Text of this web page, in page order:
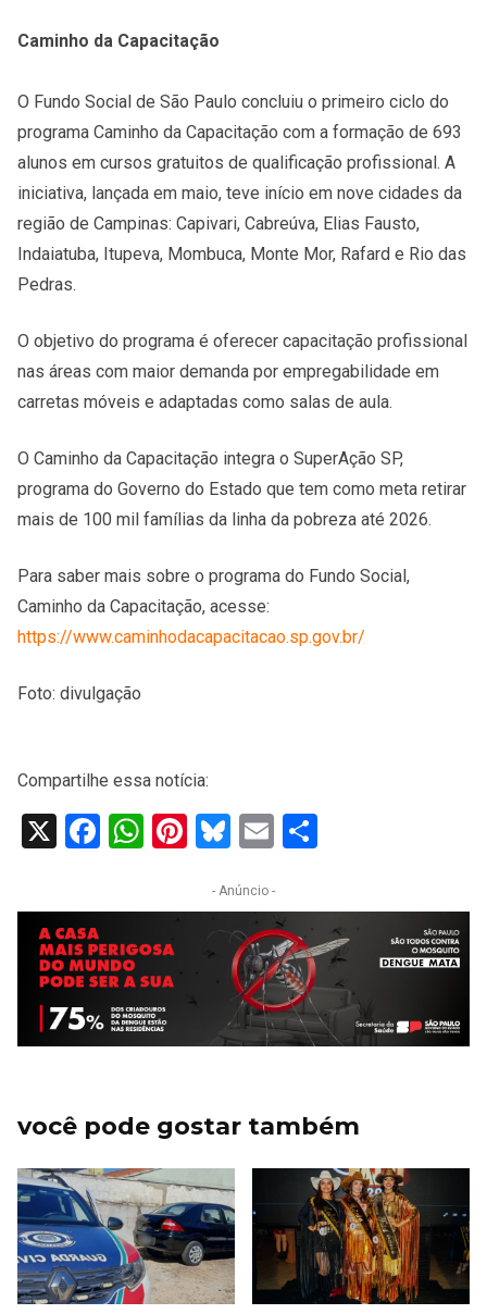
Caminho da Capacitação
O Fundo Social de São Paulo concluiu o primeiro ciclo do
programa Caminho da Capacitação com a formação de 693
alunos em cursos gratuitos de qualificação profissional. A
iniciativa, lançada em maio, teve início em nove cidades da
região de Campinas: Capivari, Cabreúva, Elias Fausto,
Indaiatuba, Itupeva, Mombuca, Monte Mor, Rafard e Rio das
Pedras.
O objetivo do programa é oferecer capacitação profissional
nas áreas com maior demanda por empregabilidade em
carretas móveis e adaptadas como salas de aula.
O Caminho da Capacitação integra o SuperAção SP,
programa do Governo do Estado que tem como meta retirar
mais de 100 mil famílias da linha da pobreza até 2026.
Para saber mais sobre o programa do Fundo Social,
Caminho da Capacitação, acesse:
https://www.caminhodacapacitacao.sp.gov.br/
Foto: divulgação
Compartilhe essa notícia:
X Facebook
WhatsApp
Pinterest
Bluesky
Email
- Anúncio -
você pode gostar também